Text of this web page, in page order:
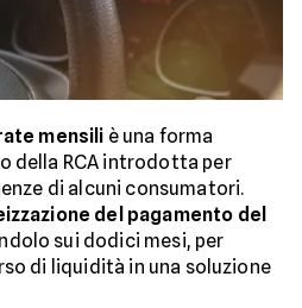
mensili è una forma
della RCA introdotta per
di alcuni consumatori.
del pagamento del
sui dodici mesi, per
di liquidità in una soluzione